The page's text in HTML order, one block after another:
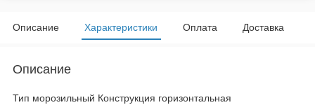
Описание Характеристики Оплата Доставка
Описание
Тип морозильный Конструкция горизонтальная